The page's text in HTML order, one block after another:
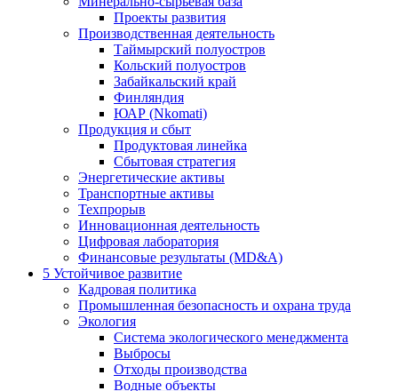
Проекты развития
Производственная деятельность
Таймырский полуостров
Кольский полуостров
Забайкальский край
Финляндия
ЮАР (Nkomati)
Продукция и сбыт
Продуктовая линейка
Сбытовая стратегия
Энергетические активы
Транспортные активы
Техпрорыв
Инновационная деятельность
Цифровая лаборатория
Финансовые результаты (MD&A)
5 Устойчивое развитие
Кадровая политика
Промышленная безопасность и охрана труда
Экология
Система экологического менеджмента
Выбросы
Отходы производства
Водные объекты